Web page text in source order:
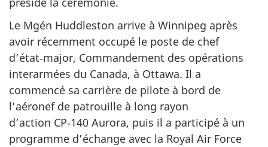
Le Mgén Huddleston arrive à Winnipeg après
avoir récemment occupé le poste de chef
d’état‑major, Commandement des opérations
interarmées du Canada, à Ottawa. Il a
commencé sa carrière de pilote à bord de
l’aéronef de patrouille à long rayon
d’action CP‑140 Aurora, puis il a participé à un
programme d’échange avec la Royal Air Force